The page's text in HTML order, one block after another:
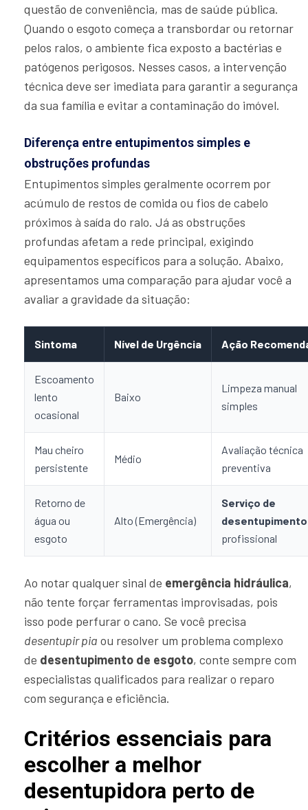
questão de conveniência, mas de saúde pública.
Quando o esgoto começa a transbordar ou retornar
pelos ralos, o ambiente fica exposto a bactérias e
patógenos perigosos. Nesses casos, a intervenção
técnica deve ser imediata para garantir a segurança
da sua família e evitar a contaminação do imóvel.
Diferença entre entupimentos simples e
obstruções profundas
Entupimentos simples geralmente ocorrem por
acúmulo de restos de comida ou fios de cabelo
próximos à saída do ralo. Já as obstruções
profundas afetam a rede principal, exigindo
equipamentos específicos para a solução. Abaixo,
apresentamos uma comparação para ajudar você a
avaliar a gravidade da situação:
Sintoma Nível de Urgência Ação
Escoamento
lento
ocasional
Baixo
Limpeza manual
simples
Mau cheiro
persistente
Médio
Avaliação técnica
preventiva
Retorno de
água ou
esgoto
Alto (Emergência)
Serviço de
desentupimento
profissional
Ao notar qualquer sinal de emergência hidráulica,
não tente forçar ferramentas improvisadas, pois
isso pode perfurar o cano. Se você precisa
desentupir pia ou resolver um problema complexo
de desentupimento de esgoto, conte sempre com
especialistas qualificados para realizar o reparo
com segurança e eficiência.
Critérios essenciais para
escolher a melhor
desentupidora perto de